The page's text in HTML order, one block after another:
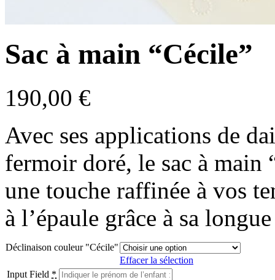
Sac à main “Cécile”
190,00 €
Avec ses applications de
fermoir doré, le sac à main
une touche raffinée à vos
à l’épaule grâce à sa
Déclinaison couleur "Cécile"
Effacer la sélection
Input Field *